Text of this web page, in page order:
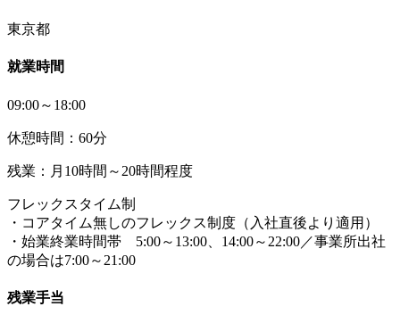
東京都
就業時間
09:00～18:00
休憩時間：60分
残業：月10時間～20時間程度
フレックスタイム制
・コアタイム無しのフレックス制度（入社直後より適用）
・始業終業時間帯 5:00～13:00、14:00～22:00／事業所出社
の場合は7:00～21:00
残業手当